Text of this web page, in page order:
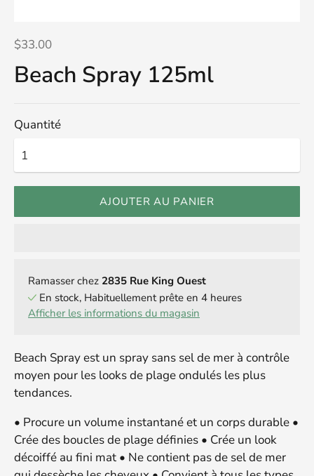
$33.00
Beach Spray 125ml
Quantité
AJOUTER AU PANIER
Ramasser chez 2835 Rue King Ouest
En stock, Habituellement prête en 4 heures
Afficher les informations du magasin
Beach Spray est un spray sans sel de mer à contrôle
moyen pour les looks de plage ondulés les plus
tendances.
• Procure un volume instantané et un corps durable •
Crée des boucles de plage définies • Crée un look
décoiffé au fini mat • Ne contient pas de sel de mer